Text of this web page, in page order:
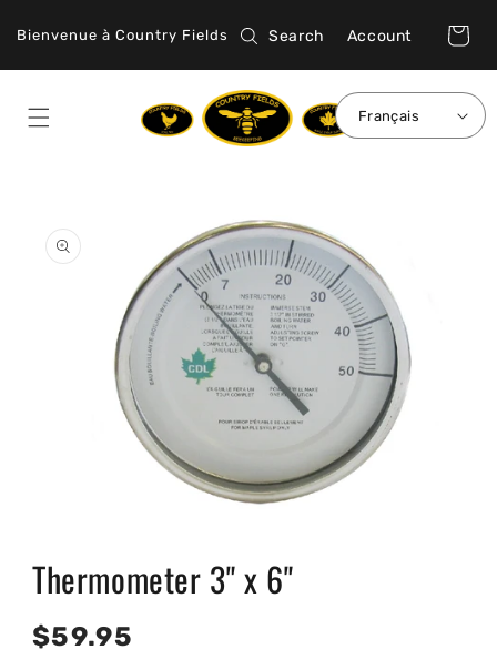
au
contenu
Bienvenue à Country Fields Search Account
Connexion Panier
Français
informations
produits
média
dans
fenêtre
modale
Thermometer 3" x 6"
Prix
$59.95